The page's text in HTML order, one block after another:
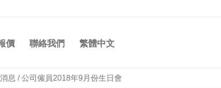
價 聯絡我們 繁體中文
息 /公司僱員2018年9月份生日會